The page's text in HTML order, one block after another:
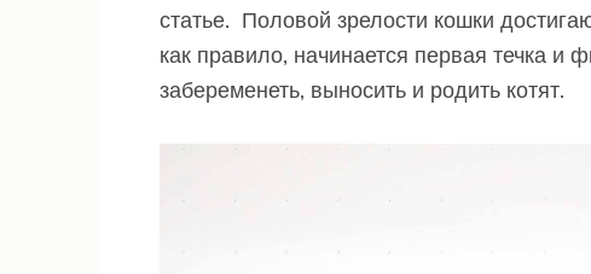
статье. Половой зрелости кошки
как правило, начинается первая течка и
забеременеть, выносить и родить котят.